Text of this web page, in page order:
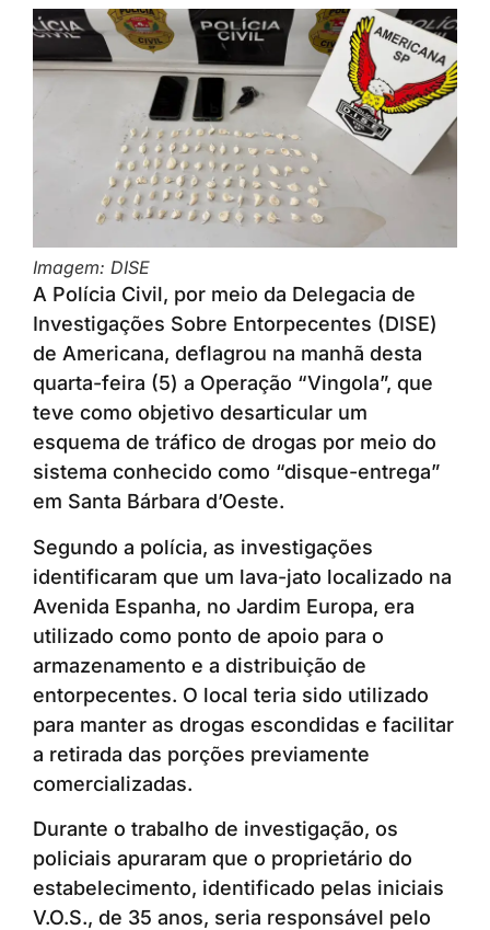
Imagem: DISE
A Polícia Civil, por meio da Delegacia de
Investigações Sobre Entorpecentes (DISE)
de Americana, deflagrou na manhã desta
quarta-feira (5) a Operação “Vingola”, que
teve como objetivo desarticular um
esquema de tráfico de drogas por meio do
sistema conhecido como “disque-entrega”
em Santa Bárbara d’Oeste.
Segundo a polícia, as investigações
identificaram que um lava-jato localizado na
Avenida Espanha, no Jardim Europa, era
utilizado como ponto de apoio para o
armazenamento e a distribuição de
entorpecentes. O local teria sido utilizado
para manter as drogas escondidas e facilitar
a retirada das porções previamente
comercializadas.
Durante o trabalho de investigação, os
policiais apuraram que o proprietário do
estabelecimento, identificado pelas iniciais
V.O.S., de 35 anos, seria responsável pelo